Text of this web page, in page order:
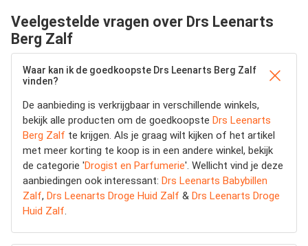
Veelgestelde vragen over Drs Leenarts
Berg Zalf
Waar kan ik de goedkoopste Drs Leenarts Berg Zalf
vinden?
De aanbieding is verkrijgbaar in verschillende winkels,
bekijk alle producten om de goedkoopste Drs Leenarts
Berg Zalf te krijgen. Als je graag wilt kijken of het artikel
met meer korting te koop is in een andere winkel, bekijk
de categorie 'Drogist en Parfumerie'. Wellicht vind je deze
aanbiedingen ook interessant: Drs Leenarts Babybillen
Zalf, Drs Leenarts Droge Huid Zalf & Drs Leenarts Droge
Huid Zalf.